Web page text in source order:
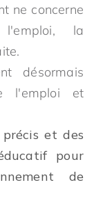
ne concerne
l'emploi, la
désormais
l'emploi et
et des
pour
de